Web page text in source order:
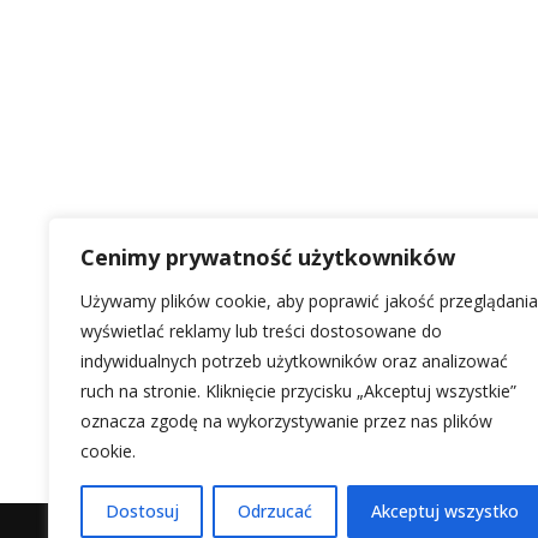
Cenimy prywatność użytkowników
Używamy plików cookie, aby poprawić jakość
wyświetlać reklamy lub treści dostosowane do
indywidualnych potrzeb użytkowników oraz analizować
ruch na stronie. Kliknięcie przycisku „Akceptuj wszystkie”
oznacza zgodę na wykorzystywanie przez nas plików
cookie.
Dostosuj Odrzucać Akceptuj wszystko